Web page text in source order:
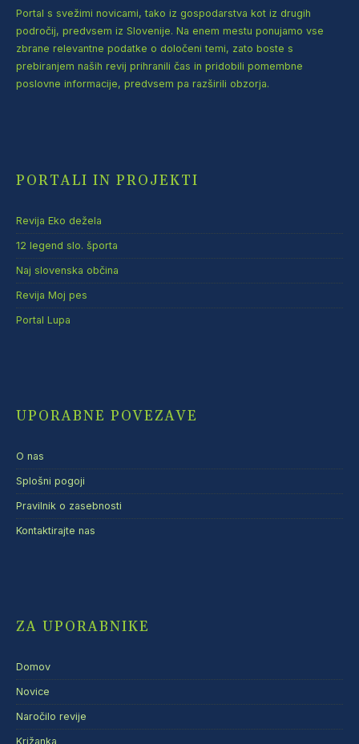
Portal s svežimi novicami, tako iz gospodarstva kot iz drugih
področij, predvsem iz Slovenije. Na enem mestu ponujamo vse
zbrane relevantne podatke o določeni temi, zato boste s
prebiranjem naših revij prihranili čas in pridobili pomembne
poslovne informacije, predvsem pa razširili obzorja.
PORTALI IN PROJEKTI
Revija Eko dežela
12 legend slo. športa
Naj slovenska občina
Revija Moj pes
Portal Lupa
UPORABNE POVEZAVE
O nas
Splošni pogoji
Pravilnik o zasebnosti
Kontaktirajte nas
ZA UPORABNIKE
Domov
Novice
Naročilo revije
Križanka